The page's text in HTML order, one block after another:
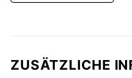
ZUSÄTZLICHE